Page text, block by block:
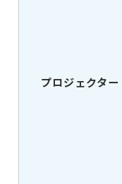
プロジェクター